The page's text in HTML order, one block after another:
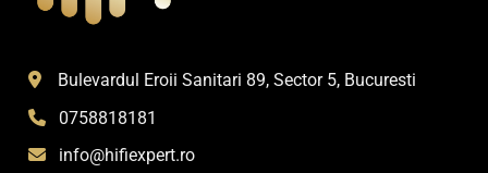
Bulevardul Eroii Sanitari 89, Sector 5, Bucuresti
0758818181
info@hifiexpert.ro